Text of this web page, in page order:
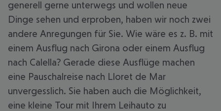
generell gerne unterwegs und wollen neue
Dinge sehen und erproben, haben wir noch zwei
andere Anregungen für Sie. Wie wäre es z. B. mit
einem Ausflug nach Girona oder einem Ausflug
nach Calella? Gerade diese Ausflüge machen
eine Pauschalreise nach Lloret de Mar
unvergesslich. Sie haben auch die Möglichkeit,
eine kleine Tour mit Ihrem Leihauto zu